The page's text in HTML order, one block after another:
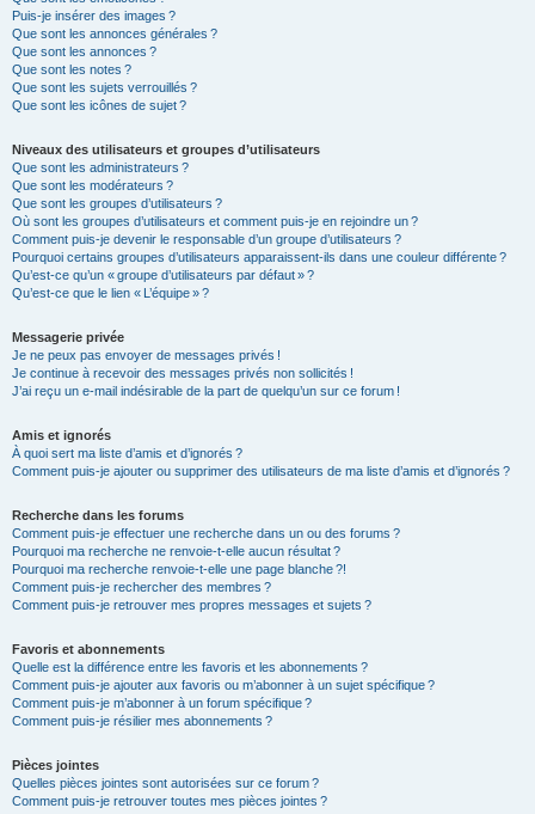
Puis-je insérer des images ?
Que sont les annonces générales ?
Que sont les annonces ?
Que sont les notes ?
Que sont les sujets verrouillés ?
Que sont les icônes de sujet ?
Niveaux des utilisateurs et groupes d’utilisateurs
Que sont les administrateurs ?
Que sont les modérateurs ?
Que sont les groupes d’utilisateurs ?
Où sont les groupes d’utilisateurs et comment puis-je en rejoindre un ?
Comment puis-je devenir le responsable d’un groupe d’utilisateurs ?
Pourquoi certains groupes d’utilisateurs apparaissent-ils dans une couleur différente ?
Qu’est-ce qu’un « groupe d’utilisateurs par défaut » ?
Qu’est-ce que le lien « L’équipe » ?
Messagerie privée
Je ne peux pas envoyer de messages privés !
Je continue à recevoir des messages privés non sollicités !
J’ai reçu un e-mail indésirable de la part de quelqu’un sur ce forum !
Amis et ignorés
À quoi sert ma liste d’amis et d’ignorés ?
Comment puis-je ajouter ou supprimer des utilisateurs de ma liste d’amis et d’ignorés ?
Recherche dans les forums
Comment puis-je effectuer une recherche dans un ou des forums ?
Pourquoi ma recherche ne renvoie-t-elle aucun résultat ?
Pourquoi ma recherche renvoie-t-elle une page blanche ?!
Comment puis-je rechercher des membres ?
Comment puis-je retrouver mes propres messages et sujets ?
Favoris et abonnements
Quelle est la différence entre les favoris et les abonnements ?
Comment puis-je ajouter aux favoris ou m’abonner à un sujet spécifique ?
Comment puis-je m’abonner à un forum spécifique ?
Comment puis-je résilier mes abonnements ?
Pièces jointes
Quelles pièces jointes sont autorisées sur ce forum ?
Comment puis-je retrouver toutes mes pièces jointes ?